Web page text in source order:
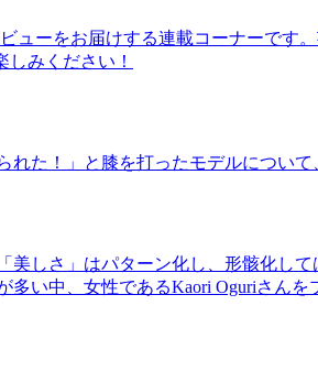
ーをお届けする連載コーナーです
みください！
た！」と膝を打ったモデルについて
しさ」はパターン化し、形骸化し
い中、女性であるKaori Oguriさん